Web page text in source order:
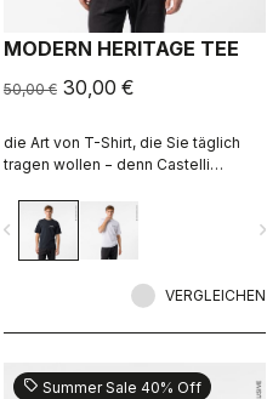
MODERN HERITAGE TEE
50,00 € 30,00 €
die Art von T-Shirt, die Sie täglich
tragen wollen − denn Castelli
Radsport hinaus.
navigate_next
VERGLEICHEN
sell Summer Sale 40% Off